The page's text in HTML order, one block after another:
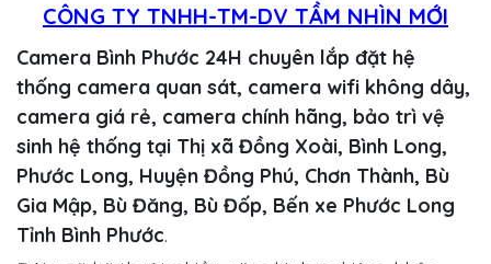
CÔNG TY TNHH-TM-DV TẦM NHÌN MỚI
Camera Bình Phước 24H chuyên lắp đặt hệ
thống camera quan sát, camera wifi không dây,
camera giá rẻ, camera chính hãng, bảo trì vệ
sinh hệ thống tại Thị xã Đồng Xoài, Bình Long,
Phước Long, Huyện Đồng Phú, Chơn Thành, Bù
Gia Mập, Bù Đăng, Bù Đốp, Bến xe Phước Long
Tỉnh Bình Phước.